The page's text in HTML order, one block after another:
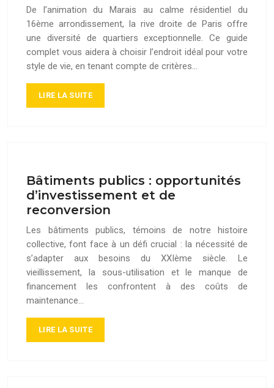
De l’animation du Marais au calme résidentiel du
16ème arrondissement, la rive droite de Paris offre
une diversité de quartiers exceptionnelle. Ce guide
complet vous aidera à choisir l’endroit idéal pour votre
style de vie, en tenant compte de critères…
LIRE LA SUITE
Bâtiments publics : opportunités
d’investissement et de
reconversion
Les bâtiments publics, témoins de notre histoire
collective, font face à un défi crucial : la nécessité de
s’adapter aux besoins du XXIème siècle. Le
vieillissement, la sous-utilisation et le manque de
financement les confrontent à des coûts de
maintenance…
LIRE LA SUITE